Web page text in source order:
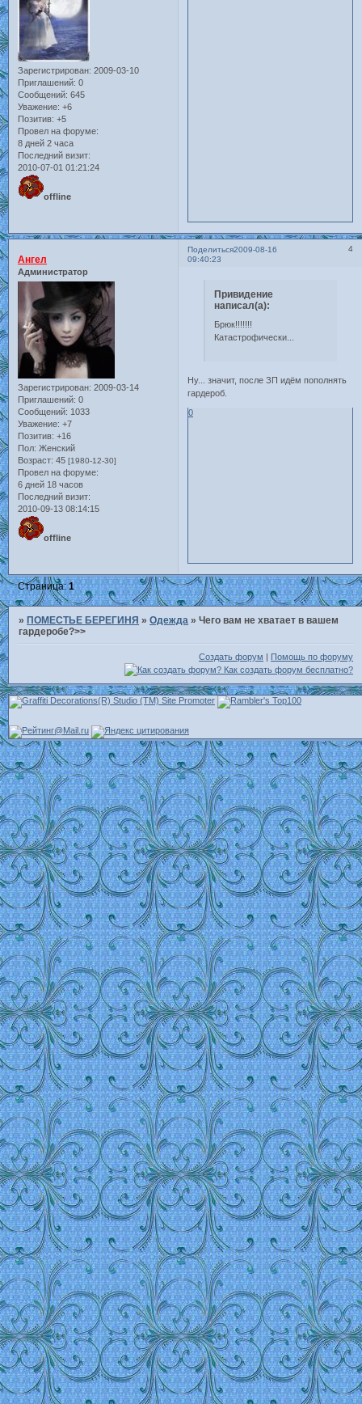
Зарегистрирован: 2009-03-10
Приглашений: 0
Сообщений: 645
Уважение: +6
Позитив: +5
Провел на форуме:
8 дней 2 часа
Последний визит:
2010-07-01 01:21:24
offline
Поделиться 4
2009-08-16
09:40:23
Ангел
Администратор
Зарегистрирован: 2009-03-14
Приглашений: 0
Сообщений: 1033
Уважение: +7
Позитив: +16
Пол: Женский
Возраст: 45 [1980-12-30]
Провел на форуме:
6 дней 18 часов
Последний визит:
2010-09-13 08:14:15
offline
Привидение
написал(а):
Брюк!!!!!!!
Катастрофически...
Ну... значит, после ЗП идём пополнять
гардероб.
0
Страница:1
»ПОМЕСТЬЕ БЕРЕГИНЯ »Одежда »Чего вам не хватает в вашем
гардеробе?>>
Создать форум | Помощь по форуму